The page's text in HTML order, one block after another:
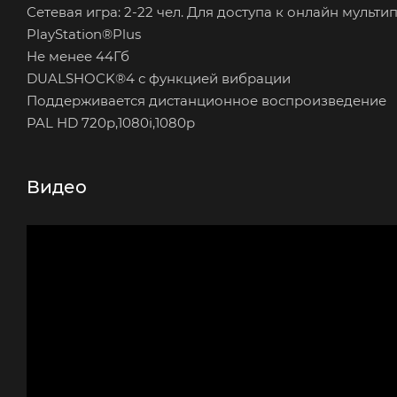
Сетевая игра: 2-22 чел. Для доступа к онлайн
PlayStation®Plus
Не менее 44Гб
DUALSHOCK®4 с функцией вибрации
Поддерживается дистанционное воспроизведение
PAL HD 720p,1080i,1080p
Видео